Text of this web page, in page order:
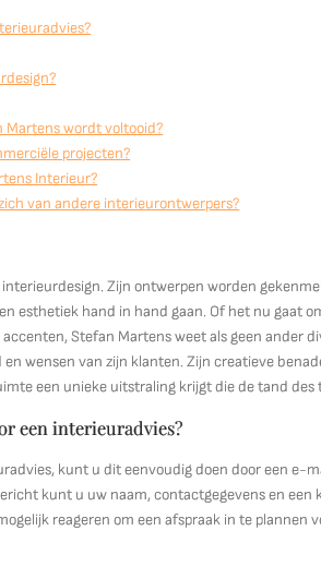
Martens wordt voltooid?
projecten?
Interieur?
van andere interieurontwerpers?
Zijn ontwerpen worden
esthetiek hand in hand gaan. Of het nu gaat
Stefan Martens weet als geen ander
wensen van zijn klanten. Zijn creatieve
een unieke uitstraling krijgt die de tand des
een interieuradvies?
kunt u dit eenvoudig doen door een e-
kunt u uw naam, contactgegevens en een
reageren om een afspraak in te plannen